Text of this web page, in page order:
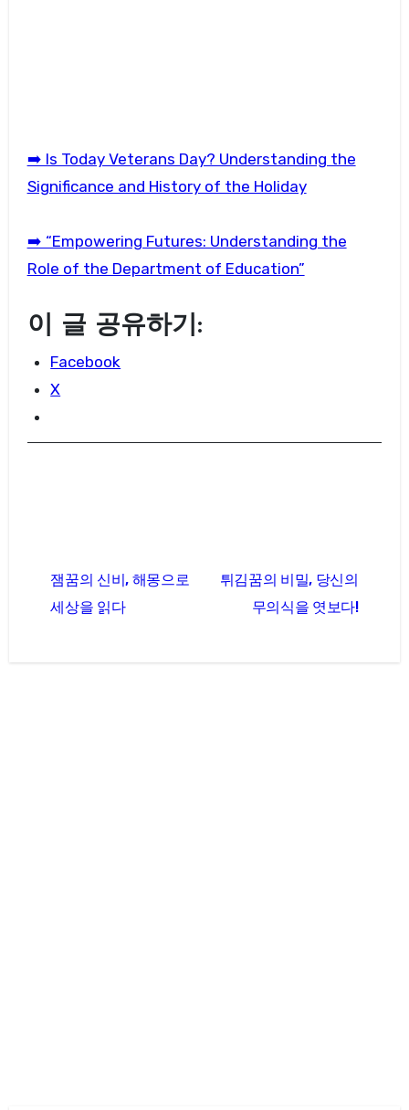
➡️ Is Today Veterans Day? Understanding the
Significance and History of the Holiday
➡️ “Empowering Futures: Understanding the
Role of the Department of Education”
이 글 공유하기:
Facebook
X
탐
잼꿈의 신비, 해몽으로
세상을 읽다
튀김꿈의 비밀, 당신의
무의식을 엿보다!